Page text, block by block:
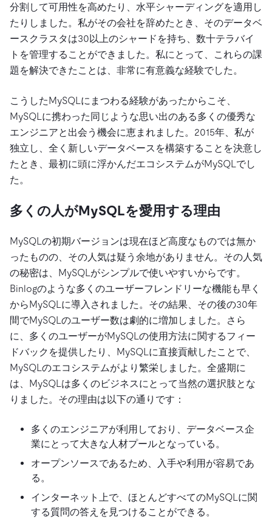
分割して可用性を高めたり、水平シャーディングを適用し
たりしました。私がその会社を辞めたとき、そのデータベ
ースクラスタは30以上のシャードを持ち、数十テラバイ
トを管理することができました。私にとって、これらの課
題を解決できたことは、非常に有意義な経験でした。
こうしたMySQLにまつわる経験があったからこそ、
MySQLに携わった同じような思い出のある多くの優秀な
エンジニアと出会う機会に恵まれました。2015年、私が
独立し、全く新しいデータベースを構築することを決意し
たとき、最初に頭に浮かんだエコシステムがMySQLでし
た。
多くの人がMySQLを愛用する理由
MySQLの初期バージョンは現在ほど高度なものでは無か
ったものの、その人気は疑う余地がありません。その人気
の秘密は、MySQLがシンプルで使いやすいからです。
Binlogのような多くのユーザーフレンドリーな機能も早く
からMySQLに導入されました。その結果、その後の30年
間でMySQLのユーザー数は劇的に増加しました。さら
に、多くのユーザーがMySQLの使用方法に関するフィー
ドバックを提供したり、MySQLに直接貢献したことで、
MySQLのエコシステムがより繁栄しました。全盛期に
は、MySQLは多くのビジネスにとって当然の選択肢とな
りました。その理由は以下の通りです：
多くのエンジニアが利用しており、データベース企
業にとって大きな人材プールとなっている。
オープンソースであるため、入手や利用が容易であ
る。
インターネット上で、ほとんどすべてのMySQLに関
する質問の答えを見つけることができる。